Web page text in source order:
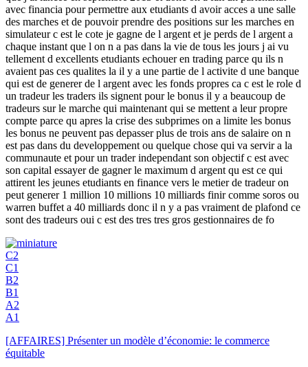
avec financia pour permettre aux etudiants d avoir acces a une salle
des marches et de pouvoir prendre des positions sur les marches en
simulateur c est le cote je gagne de l argent et je perds de l argent a
chaque instant que l on n a pas dans la vie de tous les jours j ai vu
tellement d excellents etudiants echouer en trading parce qu ils n
avaient pas ces qualites la il y a une partie de l activite d une banque
qui est de generer de l argent avec les fonds propres ca c est le role d
un tradeur les traders ils signent pour le bonus il y a beaucoup de
tradeurs sur le marche qui maintenant qui se mettent a leur propre
compte parce qu apres la crise des subprimes on a limite les bonus
les bonus ne peuvent pas depasser plus de trois ans de salaire on n
est pas dans du developpement ou quelque chose qui va servir a la
communaute et pour un trader independant son objectif c est avec
son capital essayer de gagner le maximum d argent qu est ce qui
attirent les jeunes etudiants en finance vers le metier de tradeur on
peut generer 1 million 10 millions 10 milliards finir comme soros ou
warren buffet a 40 milliards donc il n y a pas vraiment de plafond ce
sont des tradeurs oui c est des tres tres gros gestionnaires de fo
C2
C1
B2
B1
A2
A1
[AFFAIRES] Présenter un modèle d’économie: le commerce
équitable